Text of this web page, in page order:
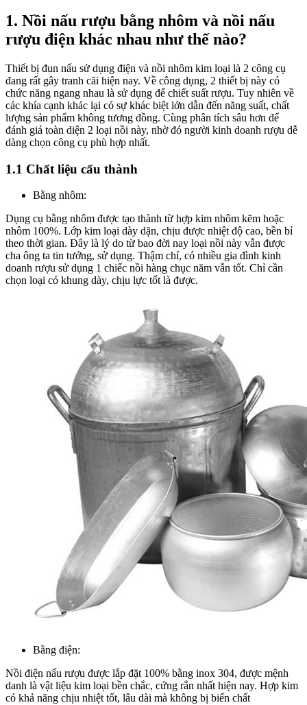
1. Nồi nấu rượu bằng nhôm và nồi nấu
rượu điện khác nhau như thế nào?
Thiết bị đun nấu sử dụng điện và nồi nhôm kim loại là 2 công cụ
đang rất gây tranh cãi hiện nay. Về công dụng, 2 thiết bị này có
chức năng ngang nhau là sử dụng để chiết suất rượu. Tuy nhiên về
các khía cạnh khác lại có sự khác biệt lớn dẫn đến năng suất, chất
lượng sản phẩm không tương đồng. Cùng phân tích sâu hơn để
đánh giá toàn diện 2 loại nồi này, nhờ đó người kinh doanh rượu dễ
dàng chọn công cụ phù hợp nhất.
1.1 Chất liệu cấu thành
Bằng nhôm:
Dụng cụ bằng nhôm được tạo thành từ hợp kim nhôm kẽm hoặc
nhôm 100%. Lớp kim loại dày dặn, chịu được nhiệt độ cao, bền bỉ
theo thời gian. Đây là lý do từ bao đời nay loại nồi này vẫn được
cha ông ta tin tưởng, sử dụng. Thậm chí, có nhiều gia đình kinh
doanh rượu sử dụng 1 chiếc nồi hàng chục năm vẫn tốt. Chỉ cần
chọn loại có khung dày, chịu lực tốt là được.
Bằng điện:
Nồi điện nấu rượu được lắp đặt 100% bằng inox 304, được mệnh
danh là vật liệu kim loại bền chắc, cứng rắn nhất hiện nay. Hợp kim
có khả năng chịu nhiệt tốt, lâu dài mà không bị biến chất